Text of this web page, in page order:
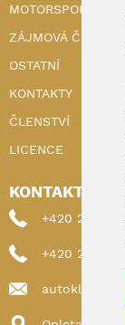
MOTORSPORT
ZÁJMOVÁ ČINNOST
OSTATNÍ
KONTAKTY
ČLENSTVÍ
LICENCE
KONTAKTY
+420 222
+420 222